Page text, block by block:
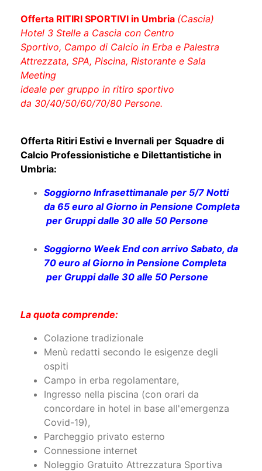
Offerta RITIRI SPORTIVI in Umbria (Cascia)
Hotel 3 Stelle a Cascia con Centro
Sportivo, Campo di Calcio in Erba e Palestra
Attrezzata, SPA, Piscina, Ristorante e Sala
Meeting
ideale per gruppo in ritiro sportivo
da 30/40/50/60/70/80 Persone.
Offerta Ritiri Estivi e Invernali per Squadre di
Calcio Professionistiche e Dilettantistiche in
Umbria:
Soggiorno Infrasettimanale per 5/7 Notti
da 65 euro al Giorno in Pensione Completa
per Gruppi dalle 30 alle 50 Persone
Soggiorno Week End con arrivo Sabato, da
70 euro al Giorno in Pensione Completa
per Gruppi dalle 30 alle 50 Persone
La quota comprende:
Colazione tradizionale
Menù redatti secondo le esigenze degli
ospiti
Campo in erba regolamentare,
Ingresso nella piscina (con orari da
concordare in hotel in base all'emergenza
Covid-19),
Parcheggio privato esterno
Connessione internet
Noleggio Gratuito Attrezzatura Sportiva